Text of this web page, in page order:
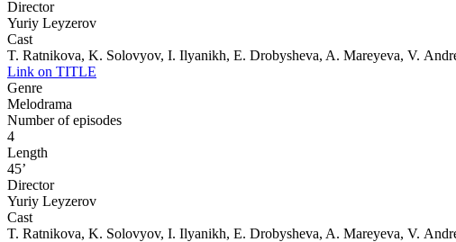
Director
Yuriy Leyzerov
Cast
T. Ratnikova, K. Solovyov, I. Ilyanikh, E. Drobysheva, A. Mareyeva, V.
Link on TITLE
Genre
Melodrama
Number of episodes
4
Length
45’
Director
Yuriy Leyzerov
Cast
T. Ratnikova, K. Solovyov, I. Ilyanikh, E. Drobysheva, A. Mareyeva, V.